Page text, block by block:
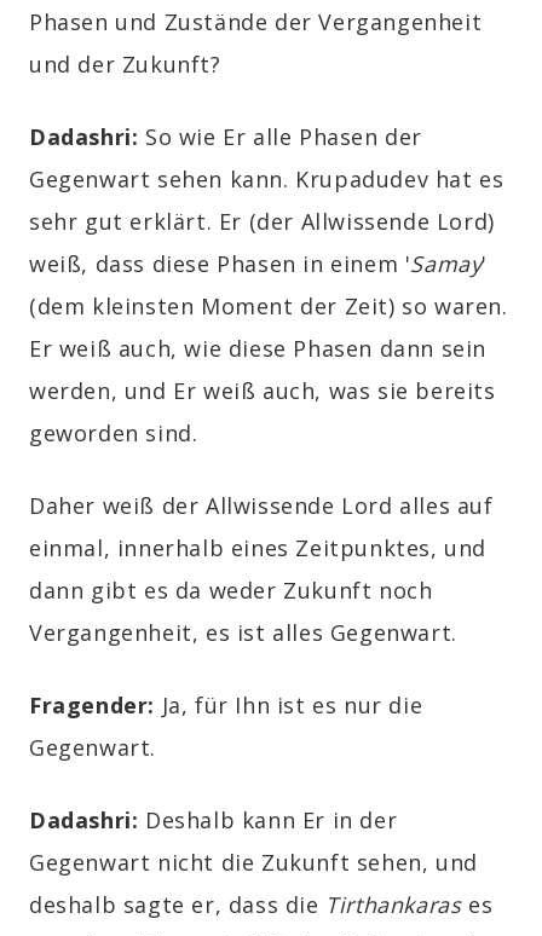
Phasen und Zustände der Vergangenheit
und der Zukunft?
Dadashri: So wie Er alle Phasen der
Gegenwart sehen kann. Krupadudev hat es
sehr gut erklärt. Er (der Allwissende Lord)
weiß, dass diese Phasen in einem 'Samay'
(dem kleinsten Moment der Zeit) so waren.
Er weiß auch, wie diese Phasen dann sein
werden, und Er weiß auch, was sie bereits
geworden sind.
Daher weiß der Allwissende Lord alles auf
einmal, innerhalb eines Zeitpunktes, und
dann gibt es da weder Zukunft noch
Vergangenheit, es ist alles Gegenwart.
Fragender: Ja, für Ihn ist es nur die
Gegenwart.
Dadashri: Deshalb kann Er in der
Gegenwart nicht die Zukunft sehen, und
deshalb sagte er, dass die Tirthankarases